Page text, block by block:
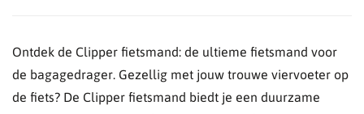
Ontdek de Clipper fietsmand: de ultieme fietsmand voor
de bagagedrager. Gezellig met jouw trouwe viervoeter op
de fiets? De Clipper fietsmand biedt je een duurzame